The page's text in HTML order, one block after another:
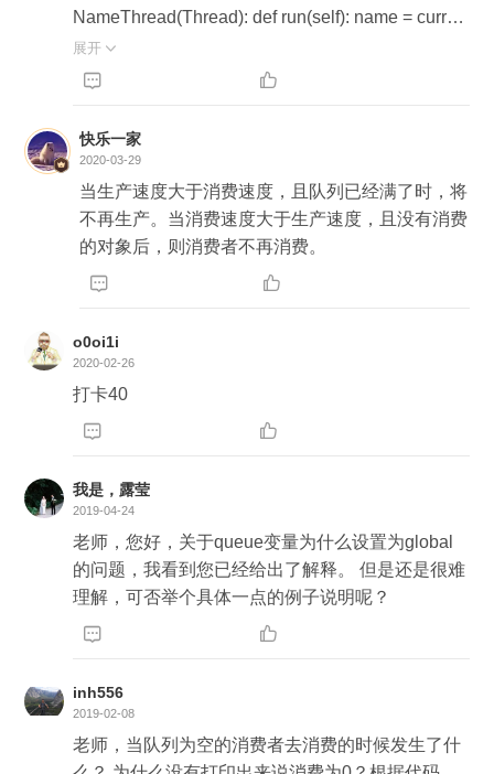
NameThread(Thread): def run(self): name = curren
t_thread().getName() files = SearchNameThread.al
l_file(folder_path) for file in files: if a in file[0] and b
回文件夹下所有的文件名及其所在路径 def all_file
(path): file_paths = [] items = os.listdir(path) for item
in items: file_path = os.path.join(path, item) if os.pa
th.isdir(file_path): file_paths = file_paths + Search
NameThread.all_file(file_path) else: file_paths.app
0): SearchNameThread().start()
展开 
 
快乐一家
2020-03-29
当生产速度大于消费速度，且队列已经满了时，将
不再生产。当消费速度大于生产速度，且没有消费
的对象后，则消费者不再消费。
 
o0oi1i
2020-02-26
打卡40
 
我是，露莹
2019-04-24
老师，您好，关于queue变量为什么设置为global
的问题，我看到您已经给出了解释。 但是还是很难
理解，可否举个具体一点的例子说明呢？
 
inh556
2019-02-08
老师，当队列为空的消费者去消费的时候发生了什